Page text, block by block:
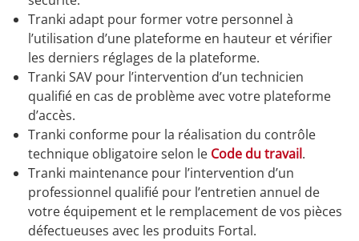
Tranki adapt pour former votre personnel à
l’utilisation d’une plateforme en hauteur et vérifier
les derniers réglages de la plateforme.
Tranki SAV pour l’intervention d’un technicien
qualifié en cas de problème avec votre plateforme
d’accès.
Tranki conforme pour la réalisation du contrôle
technique obligatoire selon le Code du travail.
Tranki maintenance pour l’intervention d’un
professionnel qualifié pour l’entretien annuel de
votre équipement et le remplacement de vos pièces
défectueuses avec les produits Fortal.